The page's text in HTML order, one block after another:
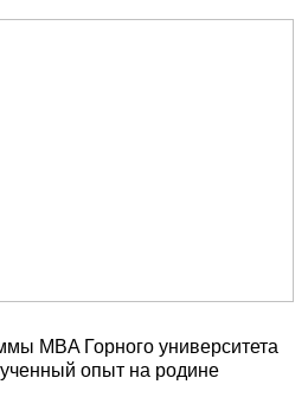
MBA Горного университета
опыт на родине